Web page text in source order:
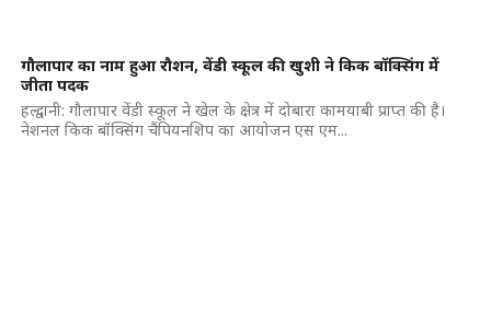
गौलापार का नाम हुआ रौशन, वेंडी स्कूल की खुशी ने किक बॉक्सिंग में
जीता पदक
हल्द्वानी: गौलापार वेंडी स्कूल ने खेल के क्षेत्र में दोबारा कामयाबी प्राप्त की है।
नेशनल किक बॉक्सिंग चैंपियनशिप का आयोजन एस एम...